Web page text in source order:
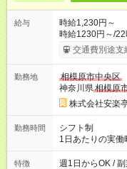
給与
時給1,230円～
時給1230円～/22時以降1538円
時給1230円 【試用期間】試用期間あり 試用期間の長さ：12ヶ
月 雇用形態、
交通費別途支
勤務地
相模原市中央区
神奈川県相模原
株式会社安楽
勤務時間
シフト制
1日あたりの実
日3時間～OK！】
ものお迎えまで
特徴 週1日からOK /